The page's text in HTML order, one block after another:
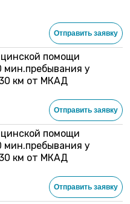
Отправить заявку
помощи
мин.пребывания у
км от МКАД
Отправить заявку
помощи
мин.пребывания у
км от МКАД
Отправить заявку